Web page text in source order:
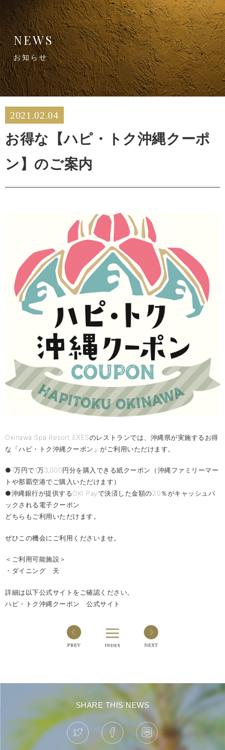
NEWS
お知らせ
2021.02.04
お得な【ハピ・トク沖縄クーポ
ン】のご案内
Okinawa Spa Resort EXESのレストランでは、沖縄県が実施するお得
な「ハピ・トク沖縄クーポン」がご利用いただけます。
●1万円で1万3,000円分を購入できる紙クーポン（沖縄ファミリーマー
トや那覇空港でご購入いただけます）
●沖縄銀行が提供するOKI Payで決済した金額の20％がキャッシュバ
ックされる電子クーポン
どちらもご利用いただけます。
ぜひこの機会にご利用くださいませ。
＜ご利用可能施設＞
・ダイニング 天
詳細は以下公式サイトをご確認ください。
ハピ・トク沖縄クーポン 公式サイト
SHARE THIS NEWS